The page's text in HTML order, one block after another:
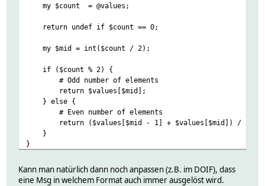
my $count = @values;
return undef if $count == 0;
my $mid = int($count / 2);
if ($count % 2) {
# Odd number of elements
return $values[$mid];
} else {
# Even number of elements
return ($values[$mid - 1] + $values[$mid]) / 2;
}
}
Kann man natürlich dann noch anpassen (z.B. im DOIF), dass
eine Msg in welchem Format auch immer ausgelöst wird.